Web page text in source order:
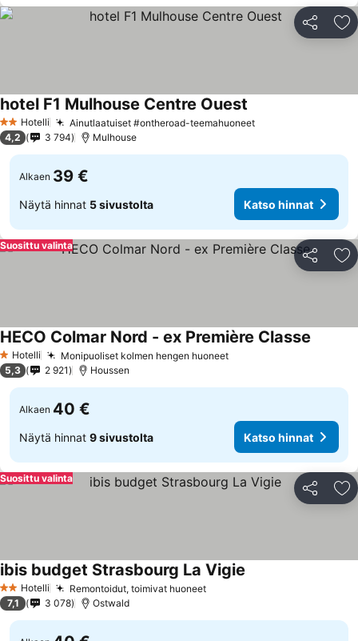
Jaa
2 Tähtiluokitus
Hotelli Ainutlaatuiset #ontheroad-teemahuoneetKatso hinnat
hotel F1 Mulhouse Centre Ouest
4,2 3 794 Mulhouse
Alkaen 39 €
Näytä hinnat 5 sivustolta Katso hinnat
Jaa
Suosittu valinta
1 Tähtiluokitus
Hotelli Monipuoliset kolmen hengen huoneetKatso hinnat
HECO Colmar Nord - ex Première Classe
5,3 2 921 Houssen
Alkaen 40 €
Näytä hinnat 9 sivustolta Katso hinnat
Jaa
Suosittu valinta
2 Tähtiluokitus
Hotelli Remontoidut, toimivat huoneetKatso hinnat
ibis budget Strasbourg La Vigie
7,1 3 078 Ostwald